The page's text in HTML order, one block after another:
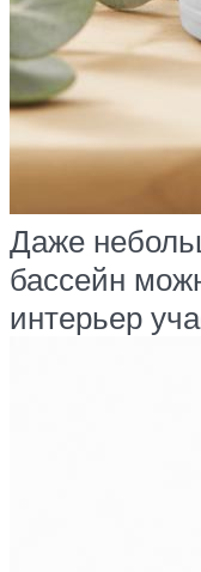
Даже
бассейн
интерьер